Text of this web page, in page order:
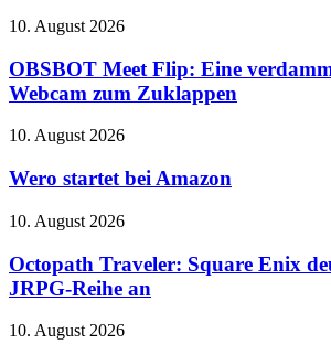
120
für
299
Dollar
Regeln
einfach
erklärt
OBSBOT
Flip:
Eine
verdammt
4K-
zum
10. August 2026
OBSBOT Meet Flip: Eine
Webcam zum Zuklappen
Wero
bei
10. August 2026
Wero startet bei Amazon
Octopath
Square
Enix
deutet
der
10. August 2026
Octopath Traveler: Square Enix
JRPG-Reihe an
Ubisoft
10. August 2026